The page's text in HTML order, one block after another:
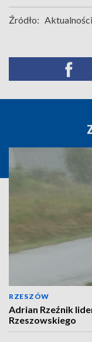
Źródło: Aktualności
RZESZÓW
Adrian Rzeźnik
Rzeszowskiego